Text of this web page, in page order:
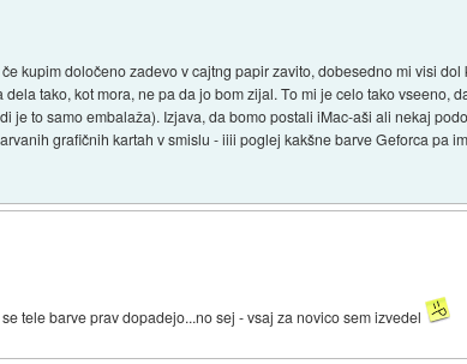
kupim določeno zadevo v cajtng papir zavito, dobesedno mi visi
tako, kot mora, ne pa da jo bom zijal. To mi je celo tako vseeno,
je to samo embalaža). Izjava, da bomo postali iMac-aši ali nekaj
grafičnih kartah v smislu - iiii poglej kakšne barve Geforca pa
tele barve prav dopadejo...no sej - vsaj za novico sem izvedel